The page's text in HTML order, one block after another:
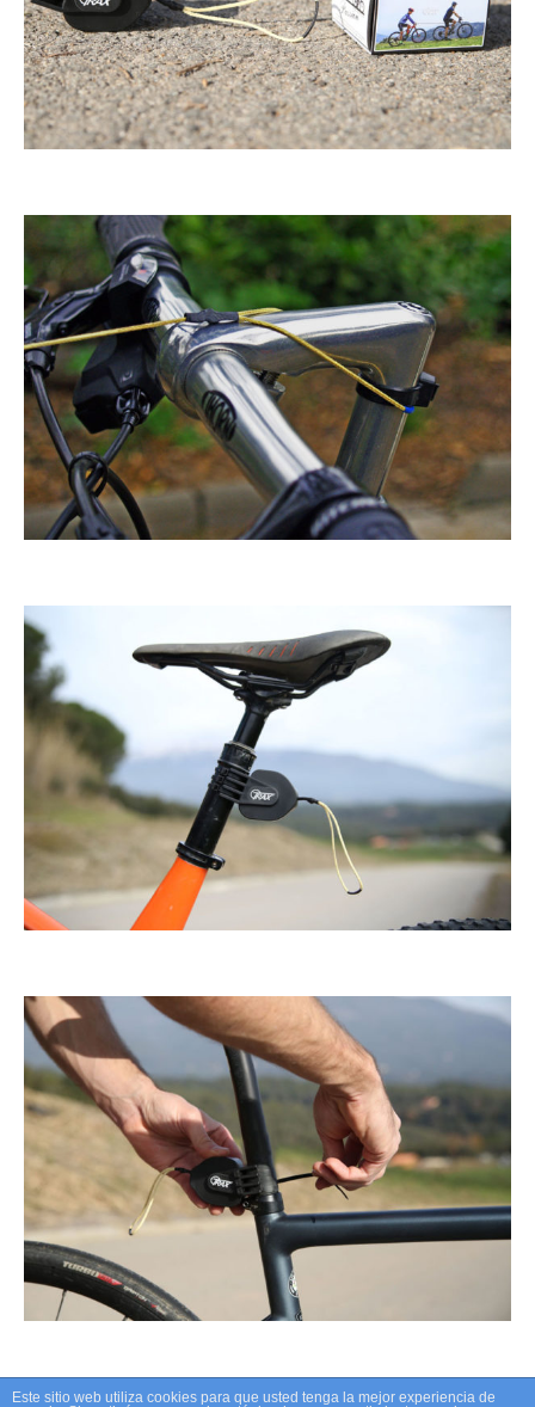
Este sitio web utiliza cookies para que usted tenga la mejor experiencia de